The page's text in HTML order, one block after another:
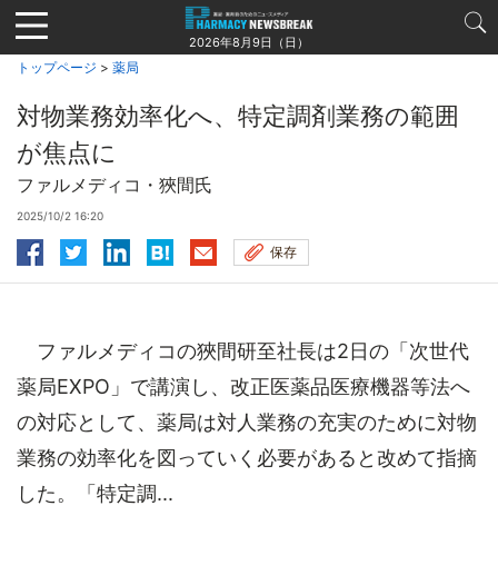
Jump
to
navigation
2026年8月9日（日）
トップページ > 薬局
対物業務効率化へ、特定調剤業務の範囲
が焦点に
ファルメディコ・狹間氏
2025/10/2 16:20
保存
ファルメディコの狹間研至社長は2日の「次世代
薬局EXPO」で講演し、改正医薬品医療機器等法へ
の対応として、薬局は対人業務の充実のために対物
業務の効率化を図っていく必要があると改めて指摘
した。「特定調...